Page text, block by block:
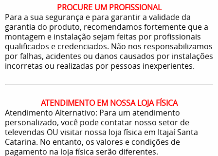
PROCURE UM PROFISSIONAL
Para a sua segurança e para garantir a validade da
garantia do produto, recomendamos fortemente que a
montagem e instalação sejam feitas por profissionais
qualificados e credenciados. Não nos responsabilizamos
por falhas, acidentes ou danos causados por instalações
incorretas ou realizadas por pessoas inexperientes.
ATENDIMENTO EM NOSSA LOJA FÍSICA
Atendimento Alternativo: Para um atendimento
personalizado, você pode contatar nosso setor de
televendas OU visitar nossa loja física em Itajaí Santa
Catarina. No entanto, os valores e condições de
pagamento na loja física serão diferentes.